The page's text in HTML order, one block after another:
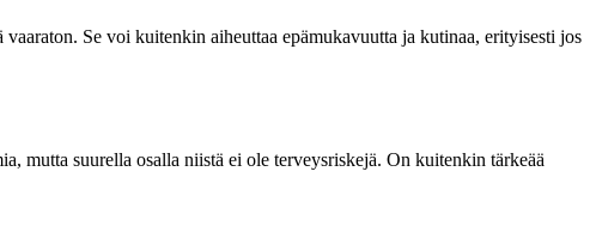
Se voi kuitenkin aiheuttaa epämukavuutta ja kutinaa, erityisesti jos
mutta suurella osalla niistä ei ole terveysriskejä. On kuitenkin tärkeää